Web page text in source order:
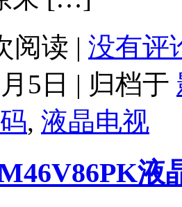
阅读 | 没有评
5日 | 归档于
, 液晶电视
液